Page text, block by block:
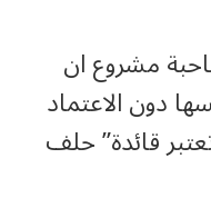
مشروع ان
دون الاعتماد
قائدة” حلف